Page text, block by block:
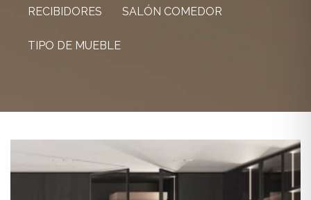
RECIBIDORES SALÓN COMEDOR
TIPO DE MUEBLE